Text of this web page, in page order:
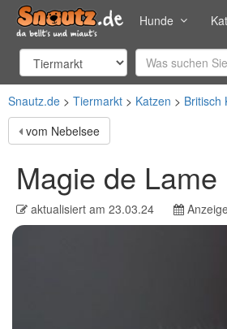
Hunde
Snautz.de Tiermarkt Katzen Britisch
vom Nebelsee
Magie de Lame
aktualisiert am 23.03.24